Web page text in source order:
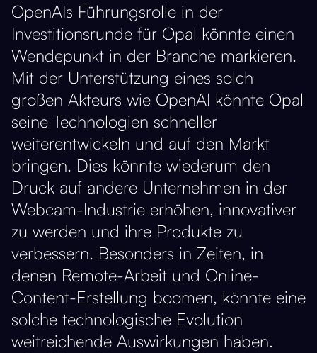
OpenAIs Führungsrolle in der
Investitionsrunde für Opal könnte einen
Wendepunkt in der Branche markieren.
Mit der Unterstützung eines solch
großen Akteurs wie OpenAI könnte Opal
seine Technologien schneller
weiterentwickeln und auf den Markt
bringen. Dies könnte wiederum den
Druck auf andere Unternehmen in der
Webcam-Industrie erhöhen, innovativer
zu werden und ihre Produkte zu
verbessern. Besonders in Zeiten, in
denen Remote-Arbeit und Online-
Content-Erstellung boomen, könnte eine
solche technologische Evolution
weitreichende Auswirkungen haben.